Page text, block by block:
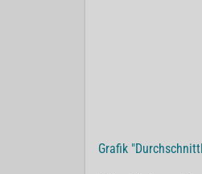
Grafik